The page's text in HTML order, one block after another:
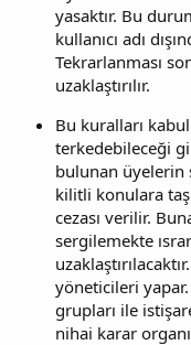
yasaktır. Bu
kullanıcı adı
Tekrarlanması
uzaklaştırılır.
Bu kuralları
terkedebileceği
bulunan
kilitli konulara
cezası verilir.
sergilemekte
yöneticileri
grupları ile
nihai karar